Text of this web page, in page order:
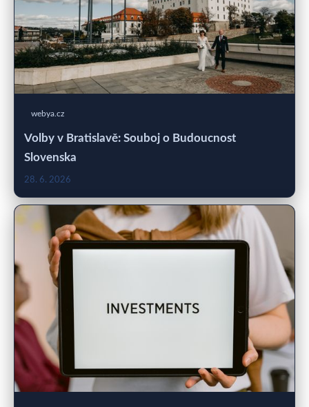
webya.cz
Volby v Bratislavě: Souboj o Budoucnost
Slovenska
28. 6. 2026